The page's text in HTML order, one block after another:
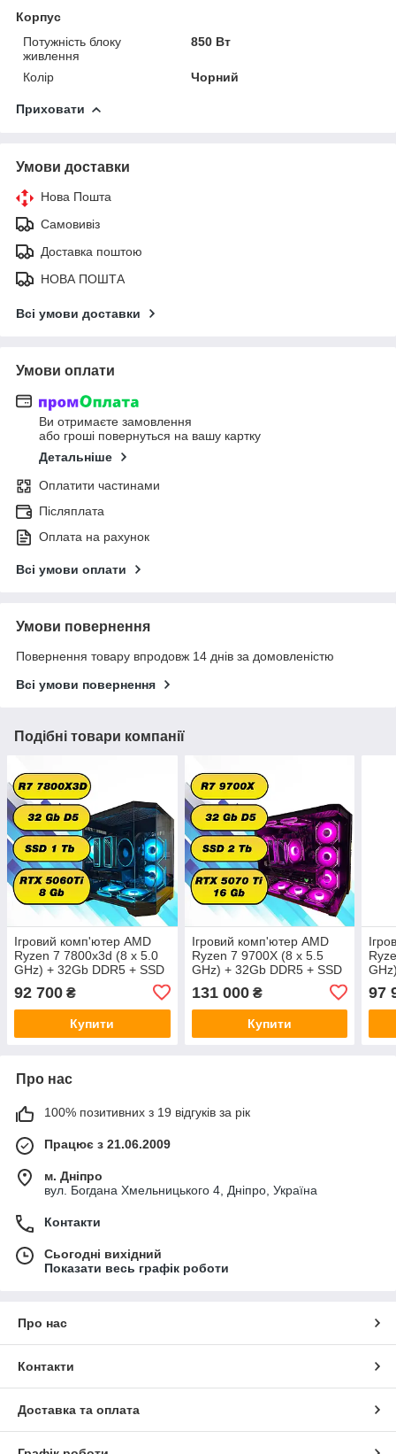
Корпус
Потужність блоку
живлення
850 Вт
Колір Чорний
Приховати
Умови доставки
Нова Пошта
Самовивіз
Доставка поштою
НОВА ПОШТА
Всі умови доставки
Умови оплати
Ви отримаєте замовлення
або гроші повернуться на вашу картку
Детальніше
Оплатити частинами
Післяплата
Оплата на рахунок
Всі умови оплати
Умови повернення
Повернення товару впродовж 14 днів за домовленістю
Всі умови повернення
Подібні товари компанії
Ігровий комп'ютер AMD
Ryzen 7 7800x3d (8 x 5.0
GHz) + 32Gb DDR5 + SSD
92 700 ₴
Купити
Ігровий комп'ютер AMD
Ryzen 7 9700X (8 x 5.5
GHz) + 32Gb DDR5 + SSD
2 Tb + RTX 5070 Ti 16Gb
131 000₴
Купити
97
Про нас
100% позитивних з 19 відгуків за рік
Працює з 21.06.2009
м. Дніпро
вул. Богдана Хмельницького 4, Дніпро, Україна
Контакти
Сьогодні вихідний
Показати весь графік роботи
Про нас
Контакти
Доставка та оплата